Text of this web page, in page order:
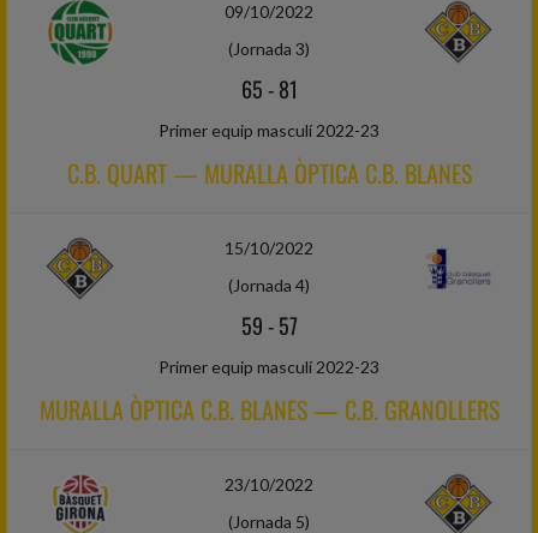
09/10/2022
(Jornada 3)
65-81
Primer equip masculí 2022-23
C.B. QUART — MURALLA ÒPTICA C.B. BLANES
15/10/2022
(Jornada 4)
59-57
Primer equip masculí 2022-23
MURALLA ÒPTICA C.B. BLANES — C.B. GRANOLLERS
23/10/2022
(Jornada 5)